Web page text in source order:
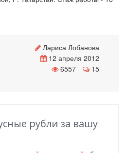
Лариса Лобанова
12 апреля 2012
6557
15
рубли за вашу